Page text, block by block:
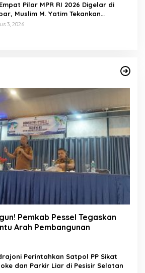
Pilar MPR RI 2026 Digelar di
Muslim M. Yatim Tekankan
Karakter Generasi Muda
3, 2026
Pemkab Pessel Tegaskan
Arah Pembangunan
Perintahkan Satpol PP Sikat
dan Parkir Liar di Pesisir Selatan